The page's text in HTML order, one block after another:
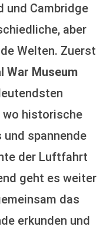
und Cambridge
aber
Welten. Zuerst
War Museum
wo historische
und spannende
der Luftfahrt
geht es weiter
das
erkunden und